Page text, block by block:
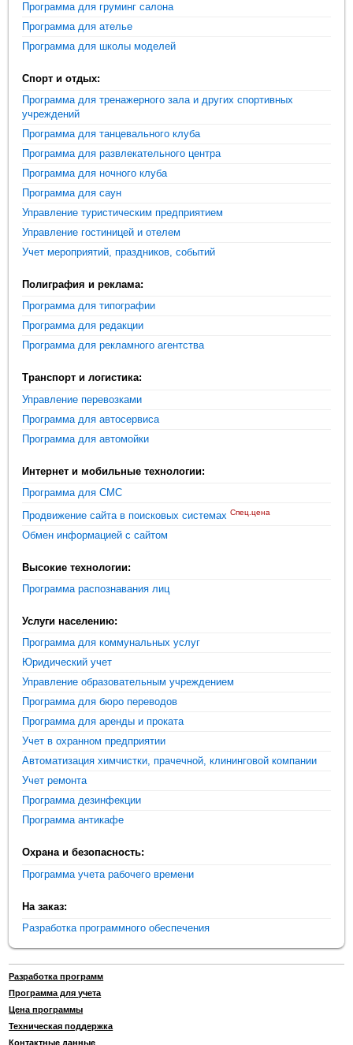
Программа для груминг салона
Программа для ателье
Программа для школы моделей
Спорт и отдых:
Программа для тренажерного зала и других спортивных
учреждений
Программа для танцевального клуба
Программа для развлекательного центра
Программа для ночного клуба
Программа для саун
Управление туристическим предприятием
Управление гостиницей и отелем
Учет мероприятий, праздников, событий
Полиграфия и реклама:
Программа для типографии
Программа для редакции
Программа для рекламного агентства
Транспорт и логистика:
Управление перевозками
Программа для автосервиса
Программа для автомойки
Интернет и мобильные технологии:
Программа для СМС
Продвижение сайта в поисковых системах Спец.цена
Обмен информацией с сайтом
Высокие технологии:
Программа распознавания лиц
Услуги населению:
Программа для коммунальных услуг
Юридический учет
Управление образовательным учреждением
Программа для бюро переводов
Программа для аренды и проката
Учет в охранном предприятии
Автоматизация химчистки, прачечной, клининговой компании
Учет ремонта
Программа дезинфекции
Программа антикафе
Охрана и безопасность:
Программа учета рабочего времени
На заказ:
Разработка программного обеспечения
Разработка программ
Программа для учета
Цена программы
Техническая поддержка
Контактные данные